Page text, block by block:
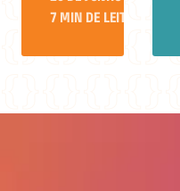
7 MIN DE LEITURA